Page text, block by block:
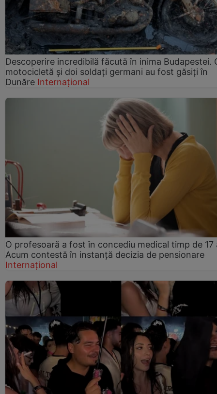
Descoperire incredibilă făcută în inima Budapestei.
motocicletă și doi soldați germani au fost găsiți în
Dunăre Internațional
O profesoară a fost în concediu medical timp de 17
Acum contestă în instanță decizia de pensionare
Internațional